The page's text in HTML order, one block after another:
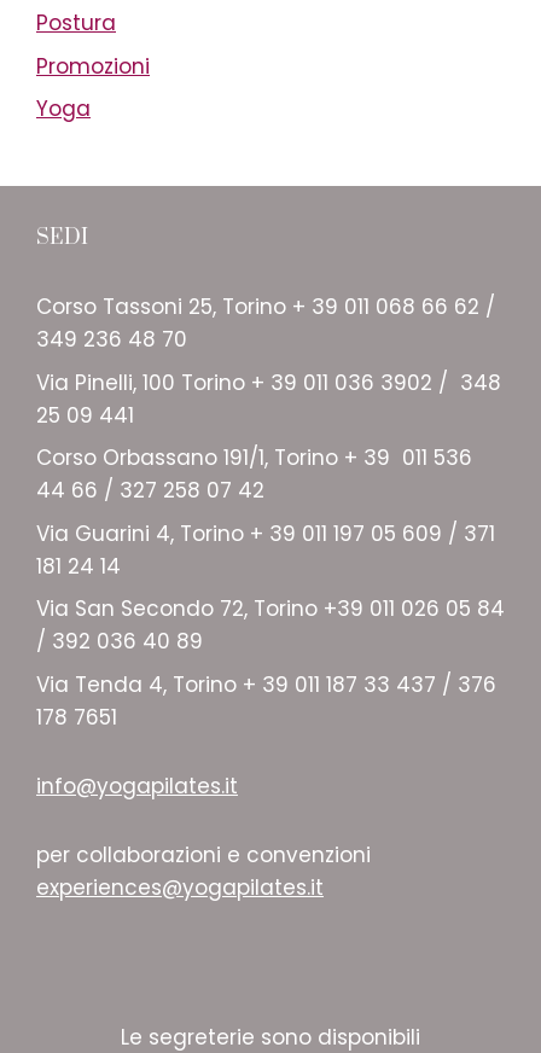
Postura
Promozioni
Yoga
SEDI
Corso Tassoni 25, Torino + 39 011 068 66 62 /
349 236 48 70
Via Pinelli, 100 Torino + 39 011 036 3902 / 348
25 09 441
Corso Orbassano 191/1, Torino + 39 011 536
44 66 / 327 258 07 42
Via Guarini 4, Torino + 39 011 197 05 609 / 371
181 24 14
Via San Secondo 72, Torino +39 011 026 05 84
/ 392 036 40 89
Via Tenda 4, Torino + 39 011 187 33 437 / 376
178 7651
info@yogapilates.it
per collaborazioni e convenzioni
experiences@yogapilates.it
Le segreterie sono disponibili